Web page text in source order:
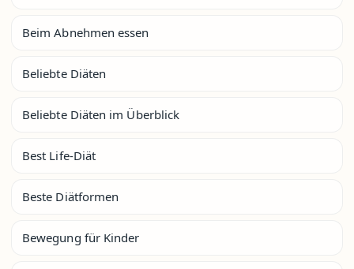
Beim Abnehmen essen
Beliebte Diäten
Beliebte Diäten im Überblick
Best Life-Diät
Beste Diätformen
Bewegung für Kinder